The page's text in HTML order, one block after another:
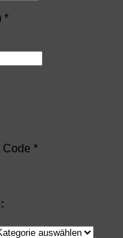
*
Code *